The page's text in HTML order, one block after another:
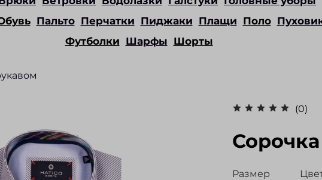
Пальто Перчатки Пиджаки Плащи Поло
Футболки Шарфы Шорты
(0)
Сорочка
Размер